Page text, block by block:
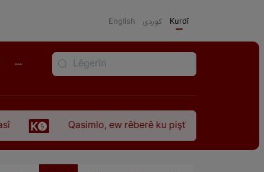
English كوردی Kurdî
Qasimlo, ew rêberê ku piştî 35 sal ji şehîdbûna